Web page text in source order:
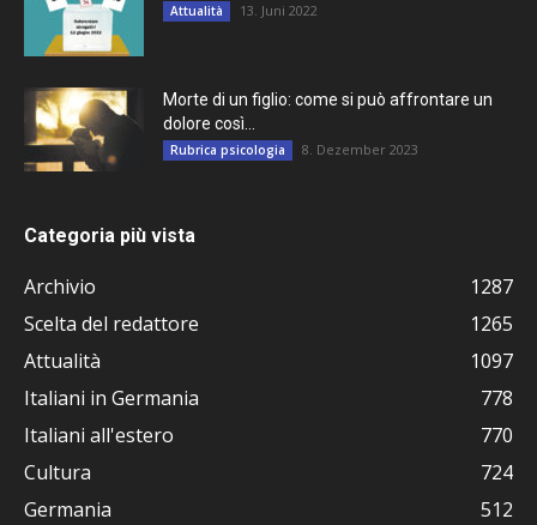
Attualità 13. Juni 2022
Morte di un figlio: come si può affrontare un
dolore così...
Rubrica psicologia 8. Dezember 2023
Categoria più vista
Archivio
1287
Scelta del redattore
1265
Attualità
1097
Italiani in Germania
778
Italiani all'estero
770
Cultura
724
Germania
512